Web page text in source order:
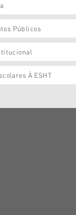
Públicos
À ESHT